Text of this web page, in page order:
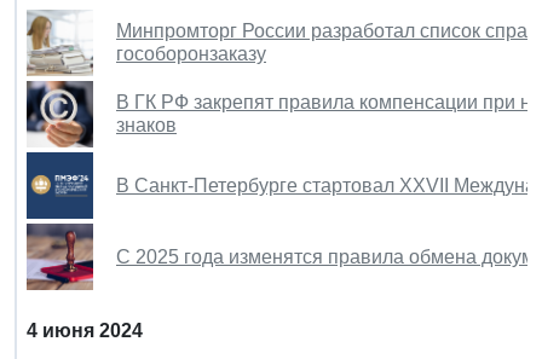
Минпромторг России разработал список
гособоронзаказу
В ГК РФ закрепят правила компенсации при
знаков
В Санкт-Петербурге стартовал XXVII
С 2025 года изменятся правила обмена
4 июня 2024